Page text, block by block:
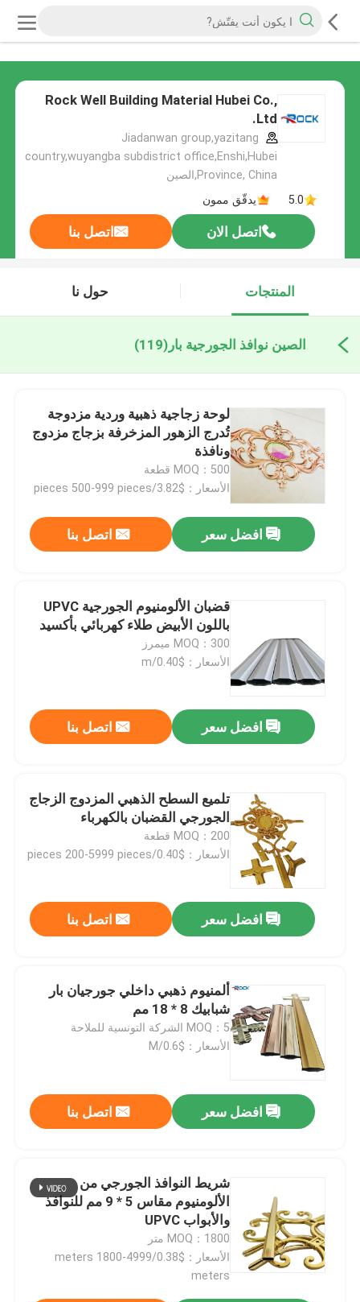
Rock Well Building Material Hubei Co.,
Ltd.
Jiadanwan group,yazitang
country,wuyangba subdistrict office,Enshi,Hubei
Province, China,الصين
5.0
يدقّق ممون
اتصل الان اتصل بنا
المنتجات حول نا
الصين نوافذ الجورجية بار (119)
لوحة زجاجية ذهبية وردية مزدوجة
تُدرج الزهور المزخرفة بزجاج مزدوج
ونافذة
MOQ：500 قطعة
الأسعار：$3.82/pieces 500-999 pieces
افضل سعر اتصل بنا
قضبان الألومنيوم الجورجية UPVC
باللون الأبيض طلاء كهربائي بأكسيد
MOQ：300 ميمرز
الأسعار：$0.40/m
افضل سعر اتصل بنا
تلميع السطح الذهبي المزدوج الزجاج
الجورجي القضبان بالكهرباء
MOQ：200 قطعة
الأسعار：$0.40/pieces 200-5999 pieces
افضل سعر اتصل بنا
ألمنيوم ذهبي داخلي جورجيان بار
شبابيك 8 * 18 مم
MOQ：5 الشركة التونسية للملاحة
الأسعار：$0.6/M
افضل سعر اتصل بنا
شريط النوافذ الجورجي من
الألومنيوم مقاس 5 * 9 مم للنوافذ
والأبواب UPVC
MOQ：1800 متر
الأسعار：$0.38/meters 1800-4999
meters